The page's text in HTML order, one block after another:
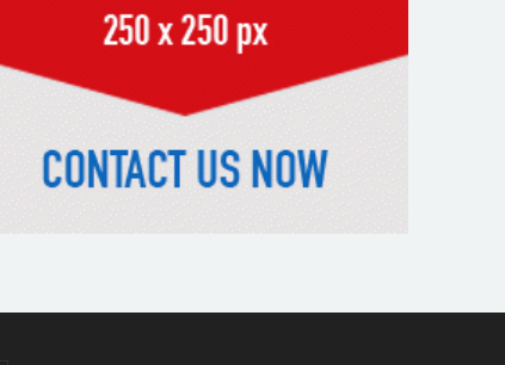
মাদ্রাসাছাত্রীকে উদ্ধার করল ফায়ার
সার্ভিস
মন্দিরের নিজস্ব জমি ক্রয়, রাসিক